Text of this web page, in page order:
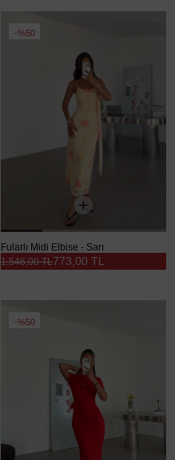
%50
Fularlı Midi Elbise - Sarı
773,00 TL
1.546,00 TL
%50